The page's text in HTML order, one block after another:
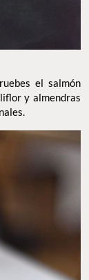
el salmón
y almendras